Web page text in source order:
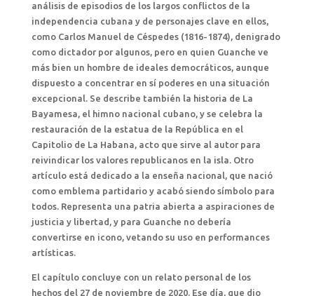
análisis de episodios de los largos conflictos de la
independencia cubana y de personajes clave en ellos,
como Carlos Manuel de Céspedes (1816-1874), denigrado
como dictador por algunos, pero en quien Guanche ve
más bien un hombre de ideales democráticos, aunque
dispuesto a concentrar en sí poderes en una situación
excepcional. Se describe también la historia de La
Bayamesa, el himno nacional cubano, y se celebra la
restauración de la estatua de la República en el
Capitolio de La Habana, acto que sirve al autor para
reivindicar los valores republicanos en la isla. Otro
artículo está dedicado a la enseña nacional, que nació
como emblema partidario y acabó siendo símbolo para
todos. Representa una patria abierta a aspiraciones de
justicia y libertad, y para Guanche no debería
convertirse en icono, vetando su uso en performances
artísticas.
El capítulo concluye con un relato personal de los
hechos del 27 de noviembre de 2020. Ese día, que dio